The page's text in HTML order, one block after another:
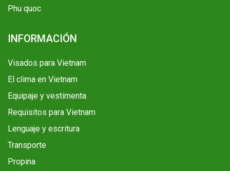
Phu quoc
INFORMACIÓN
Visados para Vietnam
El clima en Vietnam
Equipaje y vestimenta
Requisitos para Vietnam
Lenguaje y escritura
Transporte
Propina